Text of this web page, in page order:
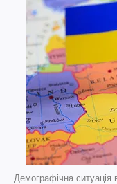
Демографічна ситуація